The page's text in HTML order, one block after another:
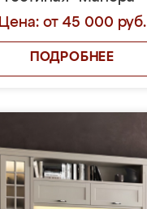
Цена: от 45 000 руб.
ПОДРОБНЕЕ